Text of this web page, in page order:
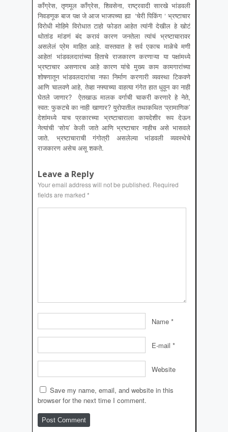
काँग्रेस, तृणमूल काँग्रेस, शिवसेना, राष्ट्रवादी सारखे भांडवली
निवडणूक बाज पक्ष जे आज भाजपच्या ह्या ‘चेरी पिकिंग ‘ भ्रष्टाचार
विरोधी मोहिमे विरोधात टाहो फोडत आहेत त्यांनी देखील हे खोटं
थोतांड मांडणं बंद करावं कारण जनतेला त्यांचं भ्रष्टाचारावर
असलेलं प्रेम माहित आहे. वास्तवात हे सर्व एकाच माळेचे मणी
आहेत! भांडवलदारांच्या हिताचे राजकारण करणाऱ्या या पक्षांमध्ये
भ्रष्टाचार असणारच आहे कारण यांचे मुख्य काम कामगारांच्या
शोषणातून भांडवलदारांचा नफा निर्माण करणारी व्यवस्था टिकवणे
आणि चालवणे आहे, तेव्हा नफ्याच्या वाहत्या गंगेत हात धुवून का नाही
घेतले जाणार? ऐतखाऊ मालक वर्गाची चाकरी करणारे हे नेते,
स्वत: फुकटचे का नाही खाणार? युरोपातील तथाकथित ‘प्रामाणिक’
देशांमध्ये याच प्रकारच्या भ्रष्टाचाराला कायदेशीर रूप देऊन
नेत्यांची ‘सोय’ केली जाते आणि भ्रष्टाचार नाहीच असे भासवले
जाते. भ्रष्टाचाराची गंगोत्री असलेल्या भांडवली व्यवस्थेचे
राजकारण असेच असू शकते.
Leave a Reply
Your email address will not be published. Required
fields are marked *
Name *
E-mail *
Website
Save my name, email, and website in this
browser for the next time I comment.